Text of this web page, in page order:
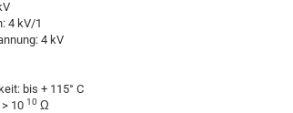
4 kV/1
4 kV
bis + 115° C
10 10 Ω